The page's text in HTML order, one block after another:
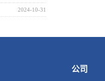
2024-10-31
公司